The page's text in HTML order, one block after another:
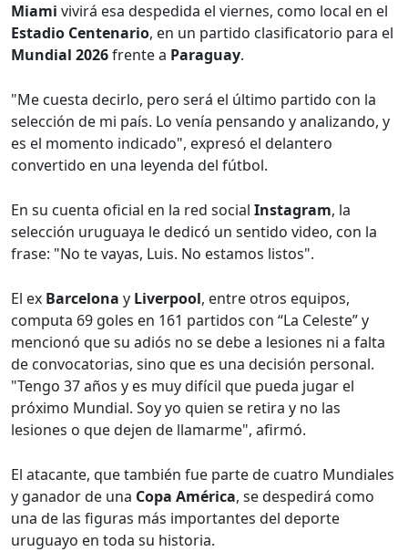
Miami vivirá esa despedida el viernes, como local en el
Estadio Centenario, en un partido clasificatorio para el
Mundial 2026frente a Paraguay.
"Me cuesta decirlo, pero será el último partido con la
selección de mi país. Lo venía pensando y analizando, y
es el momento indicado", expresó el delantero
convertido en una leyenda del fútbol.
En su cuenta oficial en la red social Instagram, la
selección uruguaya le dedicó un sentido video, con la
frase: "No te vayas, Luis. No estamos listos".
El ex Barcelona y Liverpool, entre otros equipos,
computa 69 goles en 161 partidos con “La Celeste” y
mencionó que su adiós no se debe a lesiones ni a falta
de convocatorias, sino que es una decisión personal.
"Tengo 37 años y es muy difícil que pueda jugar el
próximo Mundial. Soy yo quien se retira y no las
lesiones o que dejen de llamarme", afirmó.
El atacante, que también fue parte de cuatro Mundiales
y ganador de una Copa América, se despedirá como
una de las figuras más importantes del deporte
uruguayo en toda su historia.